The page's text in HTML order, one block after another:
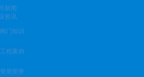
新闻
资讯
阀门知识
工程案例
资质荣誉